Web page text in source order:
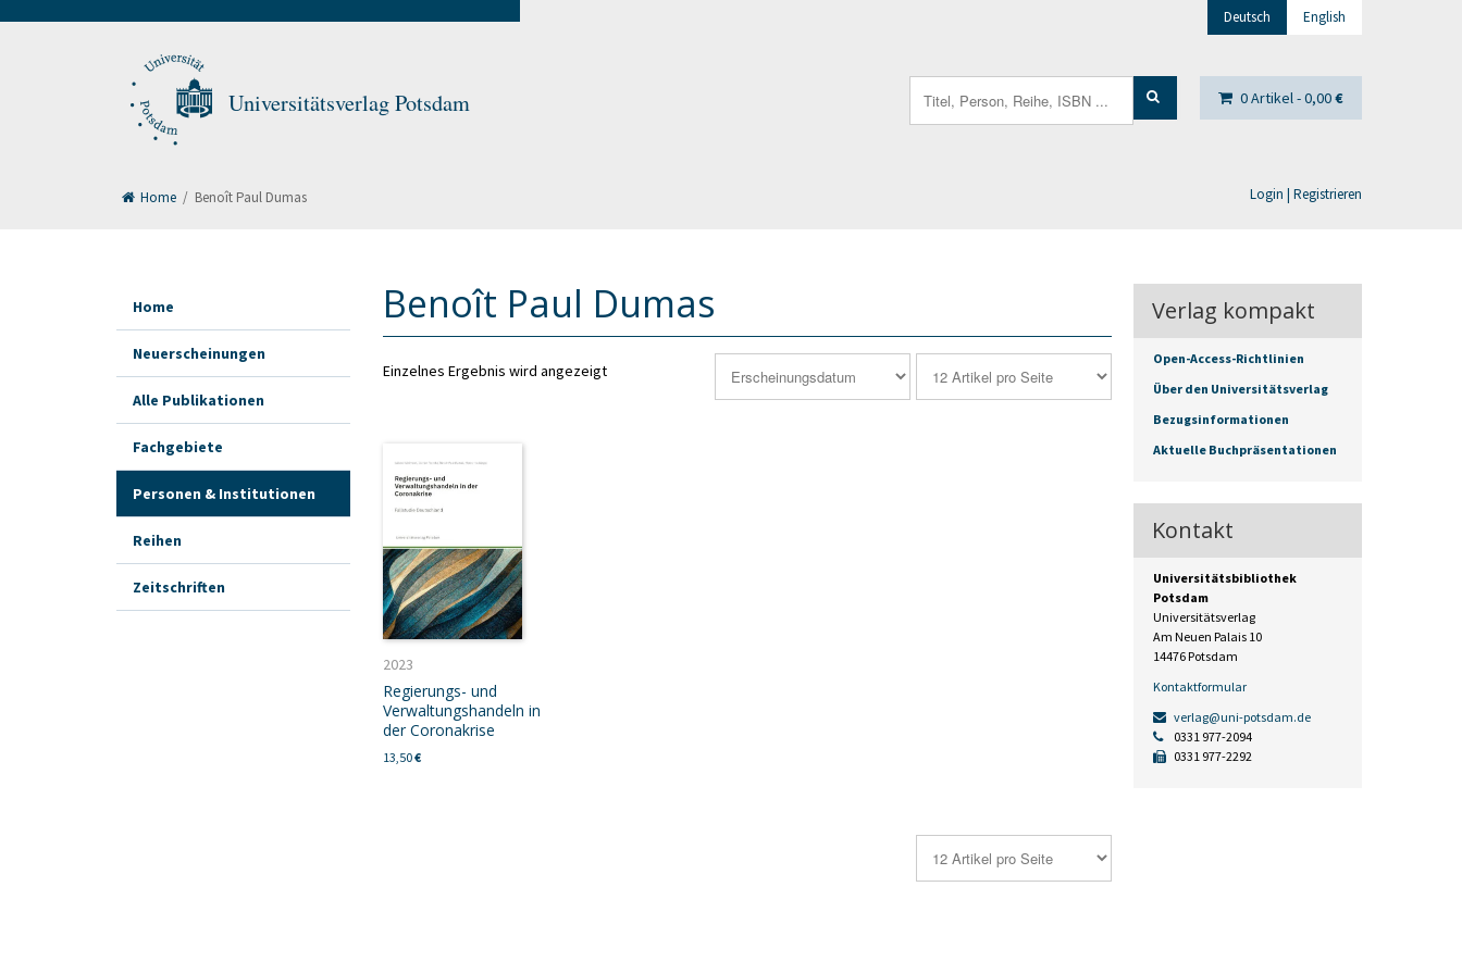
Universitätsverlag Potsdam
Deutsch English
0 Artikel -0,00€
Login | Registrieren
for:
Home / Benoît Paul Dumas
Benoît Paul Dumas
Einzelnes Ergebnis wird angezeigt
2023
Regierungs- und
Verwaltungshandeln in
der Coronakrise
13,50€
Home
Neuerscheinungen
Alle Publikationen
Fachgebiete
Personen & Institutionen
Reihen
Zeitschriften
Verlag kompakt
Open-Access-Richtlinien
Über den Universitätsverlag
Bezugsinformationen
Aktuelle Buchpräsentationen
Kontakt
Universitätsbibliothek
Potsdam
Universitätsverlag
Am Neuen Palais 10
14476 Potsdam
Kontaktformular
verlag@uni-potsdam.de
0331 977-2094
0331 977-2292